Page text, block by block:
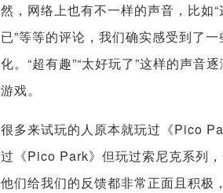
然，网络上也有不一样的声音，比如
已”等等的评论，我们确实感受到了
化。“超有趣”“太好玩了”这样的声音
游戏。
很多来试玩的人原本就玩过《Pico
过《Pico Park》但玩过索尼克系列
他们给我们的反馈都非常正面且积